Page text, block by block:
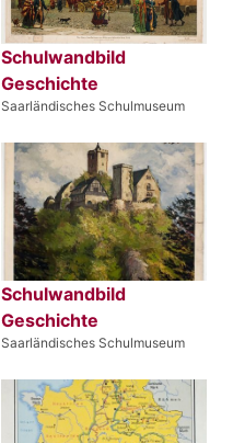
Schulwandbild
Geschichte
Saarländisches Schulmuseum
Schulwandbild
Geschichte
Saarländisches Schulmuseum